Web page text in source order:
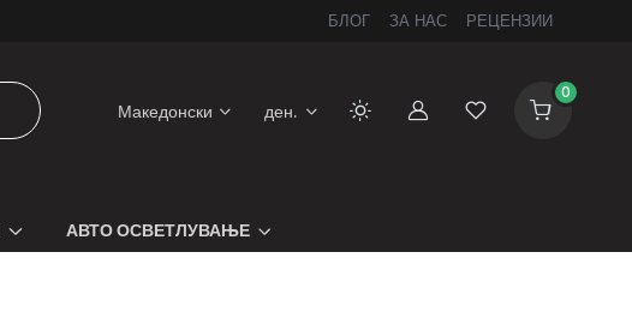
БЛОГ ЗА НАС РЕЦЕНЗИИ
Македонски ден. СметкаЛиста на желби
0
АВТО ОСВЕТЛУВАЊЕ